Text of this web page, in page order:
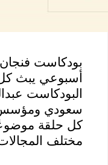
بودكاست
أسبوعي يبث
البودكاست
سعودي ومؤسس
كل حلقة
مختلف